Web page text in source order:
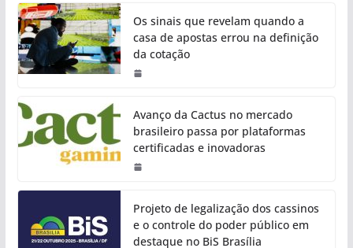
Os sinais que revelam quando a
casa de apostas errou na definição
da cotação
Avanço da Cactus no mercado
brasileiro passa por plataformas
certificadas e inovadoras
Projeto de legalização dos cassinos
e o controle do poder público em
destaque no BiS Brasília